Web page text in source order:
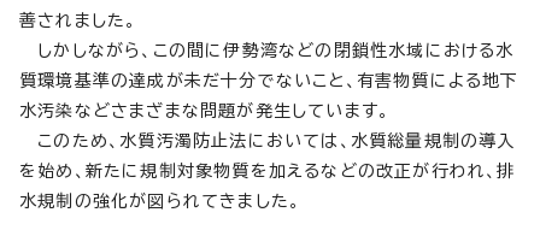
善されました。
しかしながら、この間に伊勢湾などの閉鎖性水域における水
質環境基準の達成が未だ十分でないこと、有害物質による地下
水汚染などさまざまな問題が発生しています。
このため、水質汚濁防止法においては、水質総量規制の導入
を始め、新たに規制対象物質を加えるなどの改正が行われ、排
水規制の強化が図られてきました。